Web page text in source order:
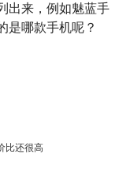
出来，例如魅蓝手
是哪款手机呢？
比还很高